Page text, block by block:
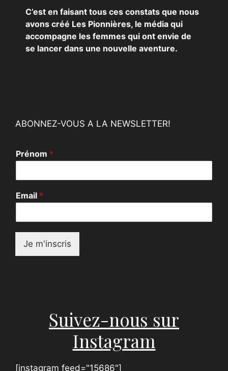
C’est en faisant tous ces constats que nous
avons créé Les Pionnières, le média qui
accompagne les femmes qui ont envie de
se lancer dans une nouvelle aventure.
ABONNEZ-VOUS A LA NEWSLETTER!
Prénom *
E
m
i
l
Email *
Je m'inscris
Suivez-nous sur
Instagram
[instagram feed="15686"]